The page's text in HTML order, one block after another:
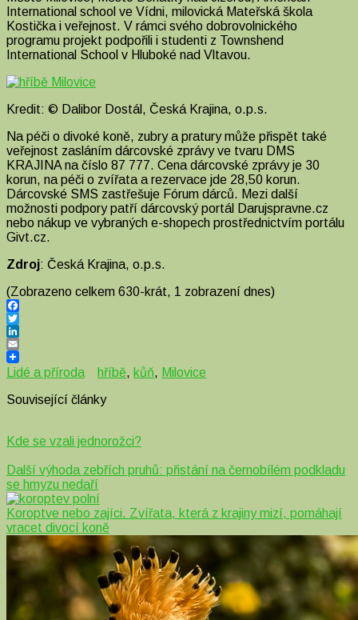
International school ve Vídni, milovická Mateřská škola
Kostička i veřejnost. V rámci svého dobrovolnického
programu projekt podpořili i studenti z Townshend
International School v Hluboké nad Vltavou.
Kredit: © Dalibor Dostál, Česká Krajina, o.p.s.
Na péči o divoké koně, zubry a pratury může přispět také
veřejnost zasláním dárcovské zprávy ve tvaru DMS
KRAJINA na číslo 87 777. Cena dárcovské zprávy je 30
korun, na péči o zvířata a rezervace jde 28,50 korun.
Dárcovské SMS zastřešuje Fórum dárců. Mezi další
možnosti podpory patří dárcovský portál Darujspravne.cz
nebo nákup ve vybraných e-shopech prostřednictvím portálu
Givt.cz.
Zdroj: Česká Krajina, o.p.s.
(Zobrazeno celkem 630-krát, 1 zobrazení dnes)
Facebook
Twitter
LinkedIn
Email
Lidé a příroda
hříbě, kůň, Milovice
Související články
Kde se vzali jednorožci?
Další výhoda zebřích pruhů: přistání na černobílém podkladu
se hmyzu nedaří
Koroptve nebo zajíci. Zvířata, která z krajiny mizí, pomáhají
vracet divocí koně